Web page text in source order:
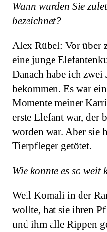
Wann wurden Sie
bezeichnet?
Alex Rübel: Vor über
eine junge
Danach habe ich zwei
bekommen. Es war
Momente meiner
erste Elefant war, der
worden war. Aber sie
Tierpfleger getötet.
Wie konnte es so weit
Weil Komali in der
wollte, hat sie ihren
und ihm alle Rippen